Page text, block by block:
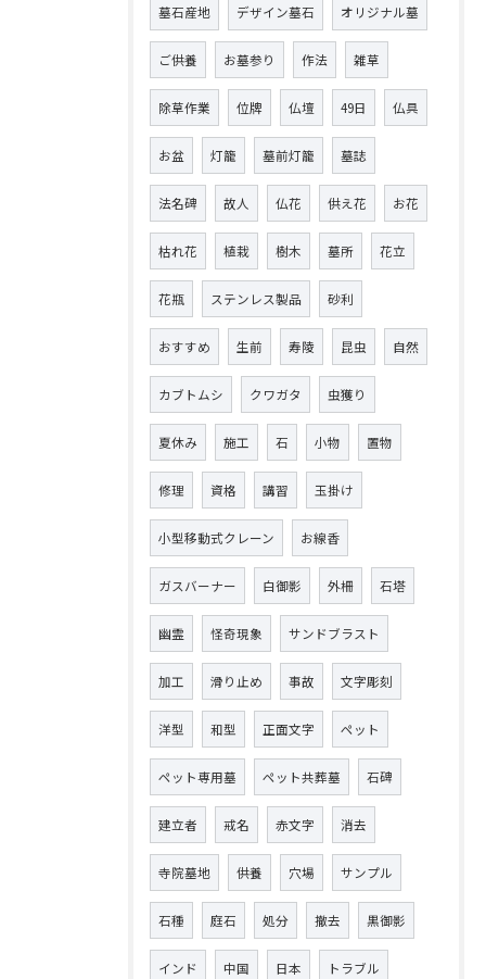
墓石産地 デザイン墓石 オリジナル墓
ご供養 お墓参り 作法 雑草
除草作業 位牌 仏壇 49日 仏具
お盆 灯籠 墓前灯籠 墓誌
法名碑 故人 仏花 供え花 お花
枯れ花 植栽 樹木 墓所 花立
花瓶 ステンレス製品 砂利
おすすめ 生前 寿陵 昆虫 自然
カブトムシ クワガタ 虫獲り
夏休み 施工 石 小物 置物
修理 資格 講習 玉掛け
小型移動式クレーン お線香
ガスバーナー 白御影 外柵 石塔
幽霊 怪奇現象 サンドブラスト
加工 滑り止め 事故 文字彫刻
洋型 和型 正面文字 ペット
ペット専用墓 ペット共葬墓 石碑
建立者 戒名 赤文字 消去
寺院墓地 供養 穴場 サンプル
石種 庭石 処分 撤去 黒御影
インド 中国 日本 トラブル